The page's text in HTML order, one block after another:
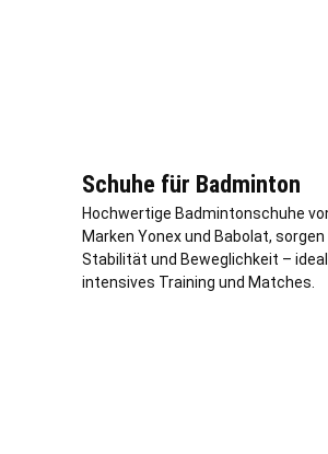
Schuhe für Badminton
Hochwertige Badmintonschuhe
Marken Yonex und Babolat,
Stabilität und Beweglichkeit –
intensives Training und Matches.